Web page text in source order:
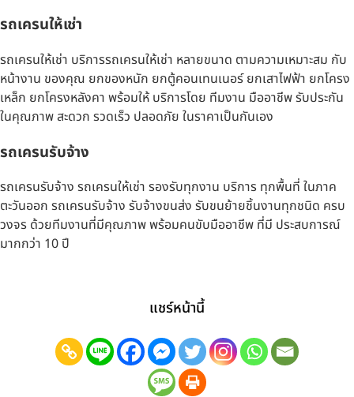
รถเครนให้เช่า
รถเครนให้เช่า บริการรถเครนให้เช่า หลายขนาด ตามความเหมาะสม กับ
หน้างาน ของคุณ ยกของหนัก ยกตู้คอนเทนเนอร์ ยกเสาไฟฟ้า ยกโครง
เหล็ก ยกโครงหลังคา พร้อมให้ บริการโดย ทีมงาน มืออาชีพ รับประกัน
ในคุณภาพ สะดวก รวดเร็ว ปลอดภัย ในราคาเป็นกันเอง
รถเครนรับจ้าง
รถเครนรับจ้าง รถเครนให้เช่า รองรับทุกงาน บริการ ทุกพื้นที่ ในภาค
ตะวันออก รถเครนรับจ้าง รับจ้างขนส่ง รับขนย้ายชิ้นงานทุกชนิด ครบ
วงจร ด้วยทีมงานที่มีคุณภาพ พร้อมคนขับมืออาชีพ ที่มี ประสบการณ์
มากกว่า 10 ปี
แชร์หน้านี้